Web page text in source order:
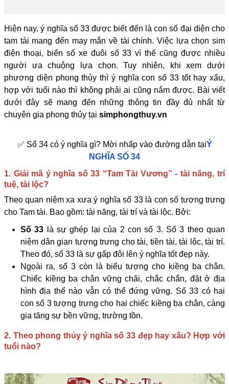
Hiện nay, ý nghĩa số 33 được biết đến là con số đại diện cho
tam tài mang đến may mắn về tài chính. Việc lựa chọn sim
điện thoại, biển số xe đuôi số 33 vì thế cũng được nhiều
người ưa chuộng lựa chọn. Tuy nhiên, khi xem dưới
phương diện phong thủy thì ý nghĩa con số 33 tốt hay xấu,
hợp với tuổi nào thì không phải ai cũng nắm được. Bài viết
dưới đây sẽ mang đến những thông tin đầy đủ nhất từ
chuyên gia phong thủy tại simphongthuy.vn
✅ Số 34 có ý nghĩa gì? Mời nhấp vào đường dẫn tạiÝ
NGHĨA SỐ 34
1. Giải mã ý nghĩa số 33 “Tam Tài Vương” - tài năng, trí
tuệ, tài lộc?
Theo quan niệm xa xưa ý nghĩa số 33 là con số tượng trưng
cho Tam tài. Bao gồm: tài năng, tài trí và tài lộc. Bởi:
Số 33 là sự ghép lại của 2 con số 3. Số 3 theo quan
niệm dân gian tượng trưng cho tài, tiền tài, tài lộc, tài trí.
Theo đó, số 33 là sự gấp đôi lên ý nghĩa tốt đẹp này.
Ngoài ra, số 3 còn là biểu tượng cho kiềng ba chân.
Chiếc kiềng ba chân vững chãi, chắc chắn, đặt ở địa
hình địa thế nào vẫn có thể đứng vững. Số 33 có hai
con số 3 tượng trưng cho hai chiếc kiềng ba chân, càng
gia tăng sự bền vững, trường tồn.
2. Theo phong thủy ý nghĩa số 33 đẹp hay xấu? Hợp với
tuổi nào?